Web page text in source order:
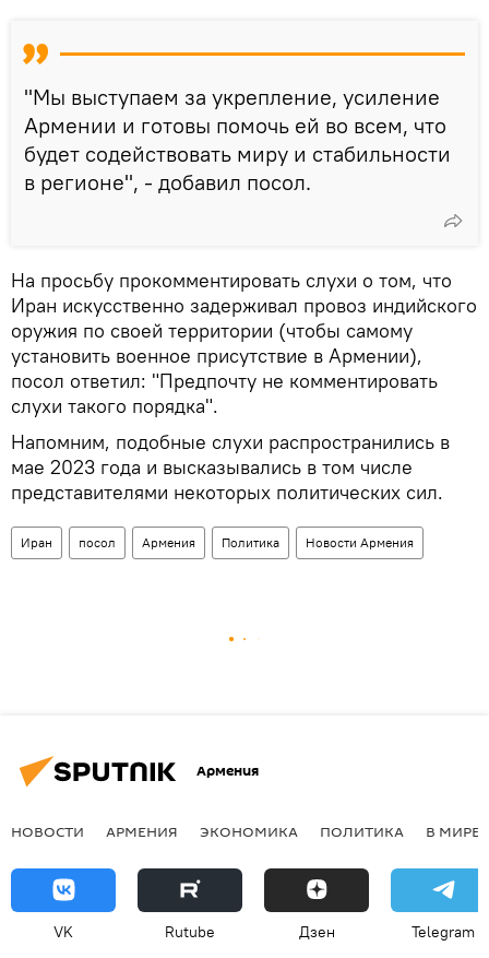
"Мы выступаем за укрепление, усиление
Армении и готовы помочь ей во всем, что
будет содействовать миру и стабильности
в регионе", - добавил посол.
На просьбу прокомментировать слухи о том, что
Иран искусственно задерживал провоз индийского
оружия по своей территории (чтобы самому
установить военное присутствие в Армении),
посол ответил: "Предпочту не комментировать
слухи такого порядка".
Напомним, подобные слухи распространились в
мае 2023 года и высказывались в том числе
представителями некоторых политических сил.
Иран посол Армения Политика Новости Армения
Армения
НОВОСТИ АРМЕНИЯ ЭКОНОМИКА ПОЛИТИКА В МИРЕ
VK Rutube Дзен Telegram